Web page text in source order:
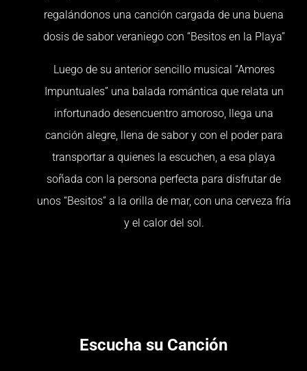
regalándonos una canción cargada de una buena
dosis de sabor veraniego con “Besitos en la Playa”
Luego de su anterior sencillo musical “Amores
Impuntuales” una balada romántica que relata un
infortunado desencuentro amoroso, llega una
canción alegre, llena de sabor y con el poder para
transportar a quienes la escuchen, a esa playa
soñada con la persona perfecta para disfrutar de
unos “Besitos” a la orilla de mar, con una cerveza fría
y el calor del sol.
Escucha su Canción